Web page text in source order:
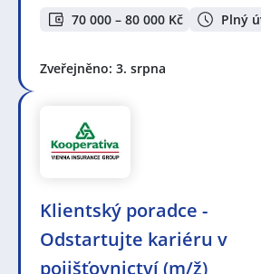
70 000 – 80 000 Kč Plný
Zveřejněno: 3. srpna
Klientský poradce -
Odstartujte kariéru v
pojišťovnictví (m/ž)